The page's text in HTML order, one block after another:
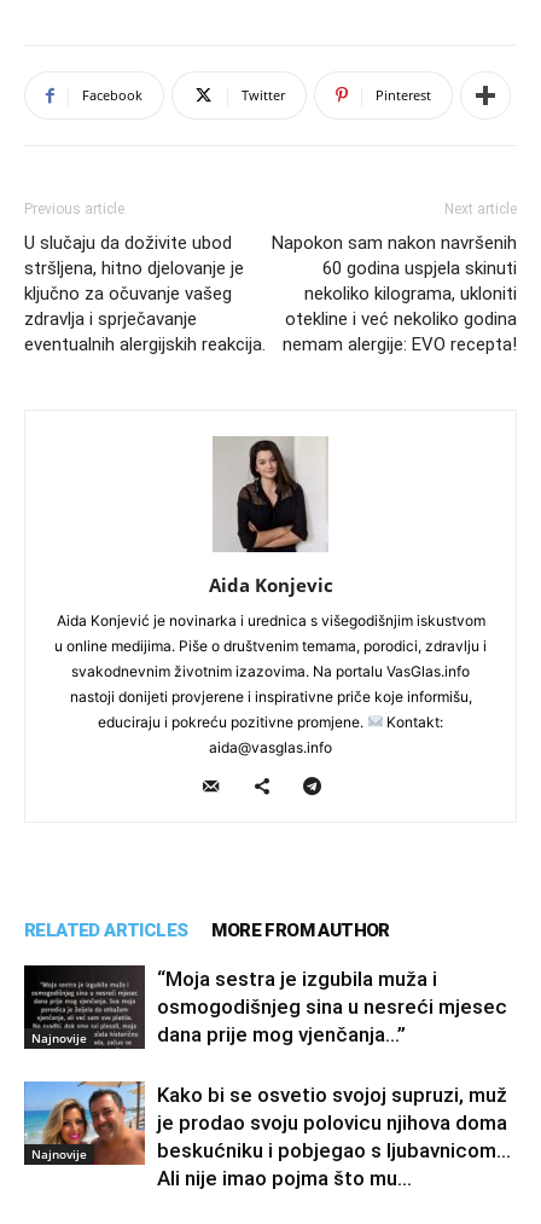
Facebook Twitter Pinterest
Previous article
U slučaju da doživite ubod
stršljena, hitno djelovanje je
ključno za očuvanje vašeg
zdravlja i sprječavanje
eventualnih alergijskih reakcija.
Next article
Napokon sam nakon navršenih
60 godina uspjela skinuti
nekoliko kilograma, ukloniti
otekline i već nekoliko godina
nemam alergije: EVO recepta!
Aida Konjevic
Aida Konjević je novinarka i urednica s višegodišnjim iskustvom
u online medijima. Piše o društvenim temama, porodici, zdravlju i
svakodnevnim životnim izazovima. Na portalu VasGlas.info
nastoji donijeti provjerene i inspirativne priče koje informišu,
educiraju i pokreću pozitivne promjene.
Kontakt:
aida@vasglas.info
RELATED ARTICLES MORE FROM AUTHOR
Najnovije
“Moja sestra je izgubila muža i
osmogodišnjeg sina u nesreći mjesec
dana prije mog vjenčanja…”
Najnovije
Kako bi se osvetio svojoj supruzi, muž
je prodao svoju polovicu njihova doma
beskućniku i pobjegao s ljubavnicom…
Ali nije imao pojma što mu...